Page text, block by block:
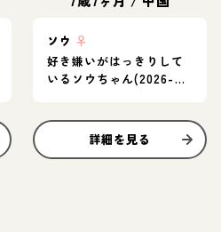
ソウ ♀
好き嫌いがはっきりして
いるソウちゃん(2026-
詳細を見る